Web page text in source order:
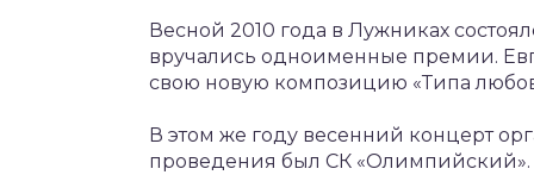
Весной 2010 года в Лужниках
вручались одноименные премии.
свою новую композицию «Типа
В этом же году весенний концерт
проведения был СК «Олимпийский».